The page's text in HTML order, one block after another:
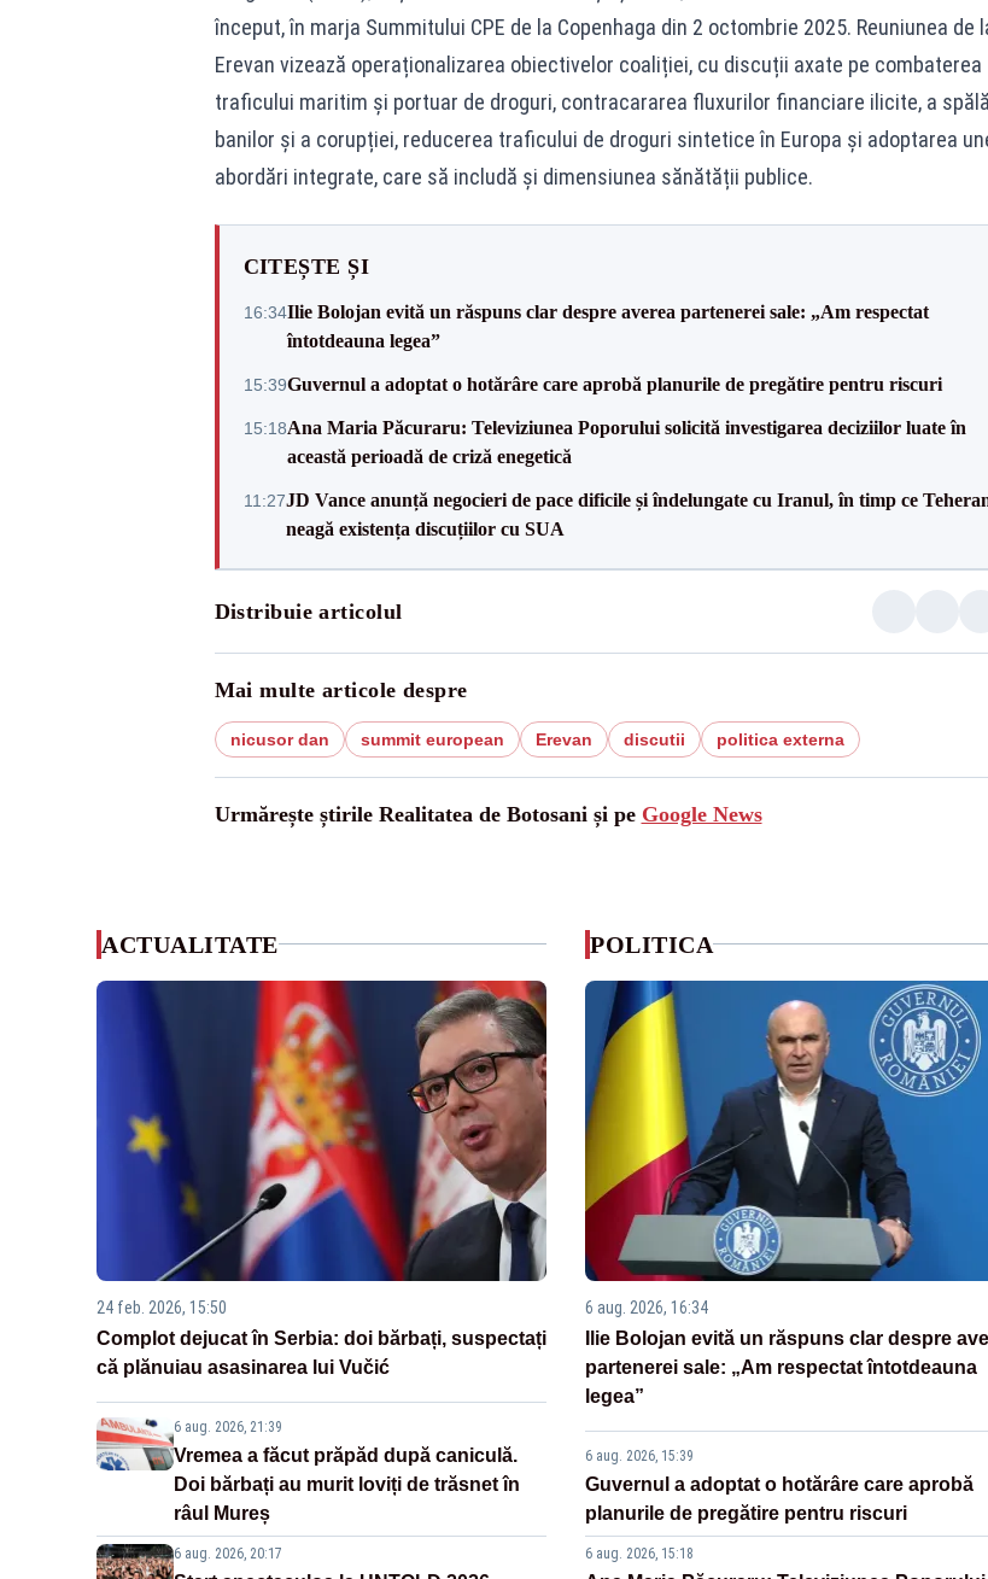
început, în marja Summitului CPE de la Copenhaga din 2 octombrie 2025. Reuniunea de
Erevan vizează operaționalizarea obiectivelor coaliției, cu discuții axate pe combaterea
traficului maritim și portuar de droguri, contracararea fluxurilor financiare ilicite, a
banilor și a corupției, reducerea traficului de droguri sintetice în Europa și adoptarea
abordări integrate, care să includă și dimensiunea sănătății publice.
CITEȘTE ȘI
16:34Ilie Bolojan evită un răspuns clar despre averea partenerei sale: „Am respectat
întotdeauna legea”
15:39Guvernul a adoptat o hotărâre care aprobă planurile de pregătire pentru riscuri
15:18Ana Maria Păcuraru: Televiziunea Poporului solicită investigarea deciziilor luate în
această perioadă de criză enegetică
11:27JD Vance anunță negocieri de pace dificile și îndelungate cu Iranul, în timp ce
neagă existența discuțiilor cu SUA
Distribuie articolul
Mai multe articole despre
nicusor dan summit european Erevan discutii politica externa
Urmărește știrile Realitatea de Botosani și pe Google News
ACTUALITATE
24 feb. 2026, 15:50
Complot dejucat în Serbia: doi bărbați, suspectați
că plănuiau asasinarea lui Vučić
6 aug. 2026, 21:39
Vremea a făcut prăpăd după caniculă.
Doi bărbați au murit loviți de trăsnet în
râul Mureș
6 aug. 2026, 20:17
POLITICA
6 aug. 2026, 16:34
Ilie Bolojan evită un răspuns clar despre
partenerei sale: „Am respectat întotdeauna
legea”
6 aug. 2026, 15:39
Guvernul a adoptat o hotărâre care aprobă
planurile de pregătire pentru riscuri
6 aug. 2026, 15:18